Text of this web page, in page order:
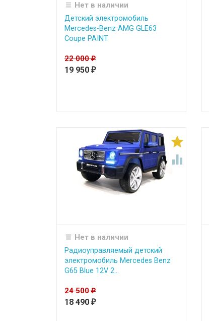
Нет в наличии
Детский электромобиль
Mercedes-Benz AMG GLE63
Coupe PAINT
22 000₽
19 950₽


Нет в наличии
Радиоуправляемый детский
электромобиль Mercedes Benz
G65 Blue 12V 2...
24 500₽
18 490₽